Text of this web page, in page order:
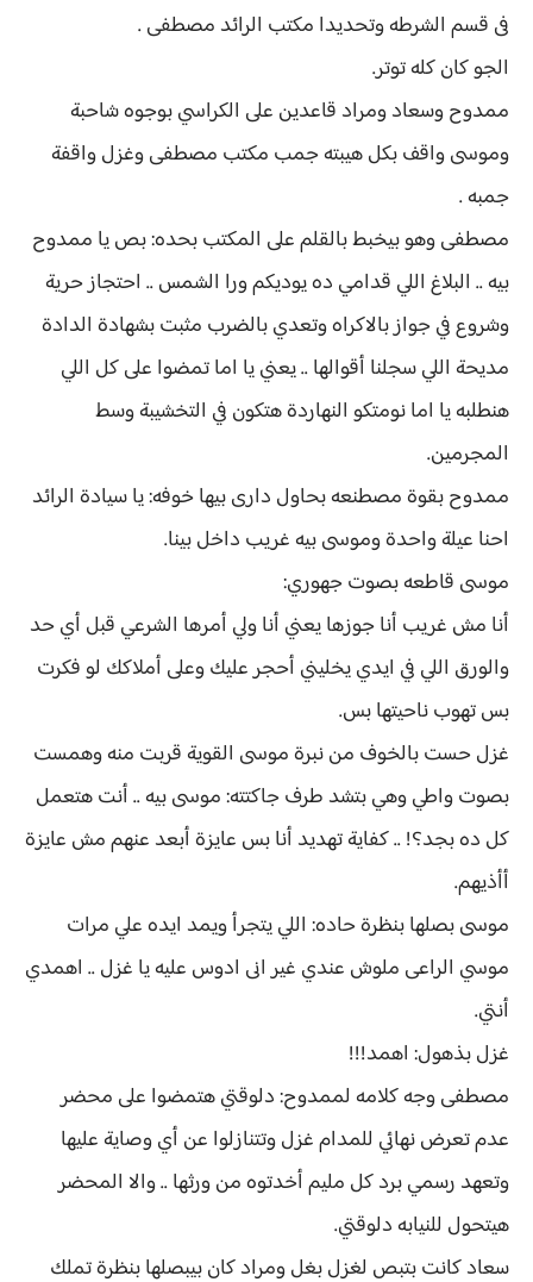
فى قسم الشرطه وتحديدا مكتب الرائد مصطفى .
الجو كان كله توتر.
ممدوح وسعاد ومراد قاعدين على الكراسي بوجوه شاحبة
وموسى واقف بكل هيبته جمب مكتب مصطفى وغزل واقفة
جمبه .
مصطفى وهو بيخبط بالقلم على المكتب بحده: بص يا ممدوح
بيه .. البلاغ اللي قدامي ده يوديكم ورا الشمس .. احتجاز حرية
وشروع في جواز بالاكراه وتعدي بالضرب مثبت بشهادة الدادة
مديحة اللي سجلنا أقوالها .. يعني يا اما تمضوا على كل اللي
هنطلبه يا اما نومتكو النهاردة هتكون في التخشيبة وسط
المجرمين.
ممدوح بقوة مصطنعه بحاول دارى بيها خوفه: يا سيادة الرائد
احنا عيلة واحدة وموسى بيه غريب داخل بينا.
موسى قاطعه بصوت جهوري:
أنا مش غريب أنا جوزها يعني أنا ولي أمرها الشرعي قبل أي حد
والورق اللي في ايدي يخليني أحجر عليك وعلى أملاكك لو فكرت
بس تهوب ناحيتها بس.
غزل حست بالخوف من نبرة موسى القوية قربت منه وهمست
بصوت واطي وهي بتشد طرف جاكتته: موسى بيه .. أنت هتعمل
كل ده بجد؟! .. كفاية تهديد أنا بس عايزة أبعد عنهم مش عايزة
أأذيهم.
موسى بصلها بنظرة حاده: اللي يتجرأ ويمد ايده علي مرات
موسي الراعى ملوش عندي غير انى ادوس عليه يا غزل .. اهمدي
أنتي.
غزل بذهول: اهمد!!!
مصطفى وجه كلامه لممدوح: دلوقتي هتمضوا على محضر
عدم تعرض نهائي للمدام غزل وتتنازلوا عن أي وصاية عليها
وتعهد رسمي برد كل مليم أخدتوه من ورثها .. والا المحضر
هيتحول للنيابه دلوقتي.
سعاد كانت بتبص لغزل بغل ومراد كان بيبصلها بنظرة تملك